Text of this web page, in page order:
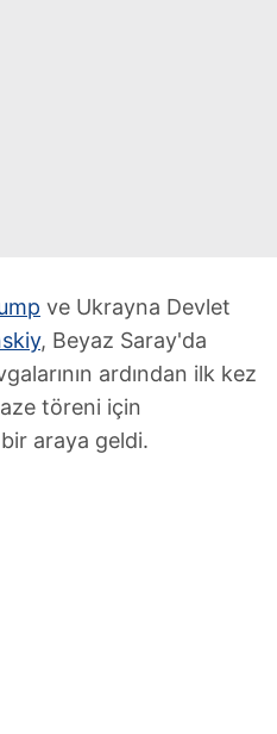
ve Ukrayna Devlet
, Beyaz Saray'da
ardından ilk kez
töreni için
araya geldi.